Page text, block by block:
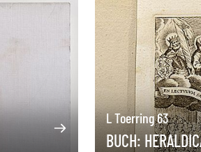
L Toerring 63
BUCH: